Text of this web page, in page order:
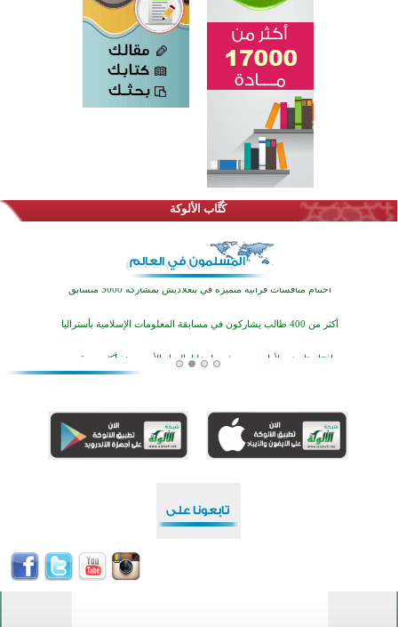
كُتَّاب الألوكة
اختتام الدورة التاسعة لمسابقة حفظ وتلاوة القرآن الكريم في أزناكاييف
تيسليتش تختتم برنامجا تعليميا لتعزيز القيم وبناء الشخصية للشباب المسلمين
أكبر مشروع إسلامي في ريف أستراليا يفتتح أبوابه بعد سنوات من العمل والعطاء
اختتام الدورة التاسعة لمسابقة حفظ وتلاوة القرآن الكريم في أزناكاييف
اختتام منافسات قرآنية متميزة في بنغلاديش بمشاركة 3000 متسابق